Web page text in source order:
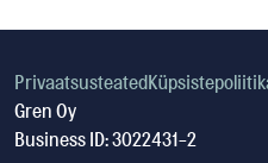
Privaatsusteated
Gren Oy
Business ID: 3022431-2